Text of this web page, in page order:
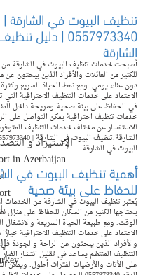
الإستيراد و
in Azerbaijan
تنظيف البيوت في الشارقة |
0557973340 |
الشارقة
أصبحت خدمات تنظيف البيوت في الشارقة من
للكثير من العائلات والأفراد الذين يبحثون
دون عناء يومي. ومع نمط الحياة السريع وكثرة
الاعتماد على خدمات التنظيف الاحترافية
في الحفاظ على بيئة صحية ومريحة داخل
للاستفسار عن مختلف خدمات التنظيف
البيوت في الشارقة
أهمية تنظيف البيوت في
للحفاظ على بيئة صحية
يُعتبر تنظيف البيوت في الشارقة من الخدمات
يحتاجها الكثير من السكان للحفاظ على
الوقت. ومع طبيعة الحياة السريعة والانشغال
الاعتماد على خدمات التنظيف الاحترافية خيارًا
والأفراد الذين يبحثون عن الراحة والجودة
التنظيف المنتظم يساعد في تقليل انتشار
على الأثاث والأرضيات لفترات أطول. ويمكن